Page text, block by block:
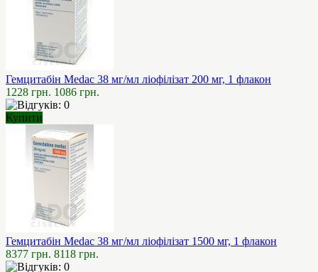
Гемцитабін Medac 38 мг/мл ліофілізат 200 мг, 1 флакон
1228 грн. 1086 грн.
Купити
Гемцитабін Medac 38 мг/мл ліофілізат 1500 мг, 1 флакон
8377 грн. 8118 грн.